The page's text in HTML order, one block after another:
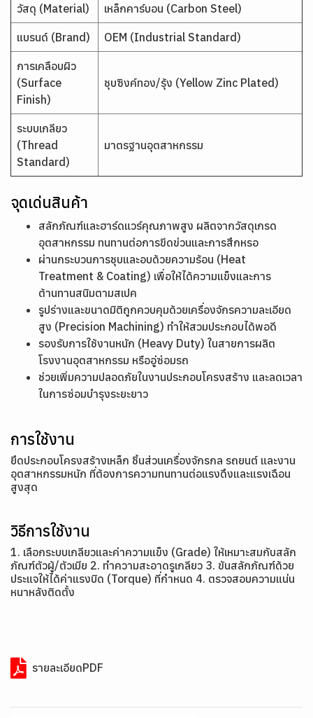
วัสดุ (Material) เหล็กคาร์บอน (Carbon Steel)
แบรนด์ (Brand) OEM (Industrial Standard)
การเคลือบผิว
(Surface
Finish)
ชุบซิงค์ทอง/รุ้ง (Yellow Zinc Plated)
ระบบเกลียว
(Thread
Standard)
มาตรฐานอุตสาหกรรม
จุดเด่นสินค้า
สลักภัณฑ์และฮาร์ดแวร์คุณภาพสูง ผลิตจากวัสดุเกรด
อุตสาหกรรม ทนทานต่อการขีดข่วนและการสึกหรอ
ผ่านกระบวนการชุบและอบด้วยความร้อน (Heat
Treatment & Coating) เพื่อให้ได้ความแข็งและการ
ต้านทานสนิมตามสเปค
รูปร่างและขนาดมิติถูกควบคุมด้วยเครื่องจักรความละเอียด
สูง (Precision Machining) ทำให้สวมประกอบได้พอดี
รองรับการใช้งานหนัก (Heavy Duty) ในสายการผลิต
โรงงานอุตสาหกรรม หรืออู่ซ่อมรถ
ช่วยเพิ่มความปลอดภัยในงานประกอบโครงสร้าง และลดเวลา
ในการซ่อมบำรุงระยะยาว
การใช้งาน
ยึดประกอบโครงสร้างเหล็ก ชิ้นส่วนเครื่องจักรกล รถยนต์ และงาน
อุตสาหกรรมหนัก ที่ต้องการความทนทานต่อแรงดึงและแรงเฉือน
สูงสุด
วิธีการใช้งาน
1. เลือกระบบเกลียวและค่าความแข็ง (Grade) ให้เหมาะสมกับสลัก
ภัณฑ์ตัวผู้/ตัวเมีย 2. ทำความสะอาดรูเกลียว 3. ขันสลักภัณฑ์ด้วย
ประแจให้ได้ค่าแรงบิด (Torque) ที่กำหนด 4. ตรวจสอบความแน่น
หนาหลังติดตั้ง
รายละเอียดPDF